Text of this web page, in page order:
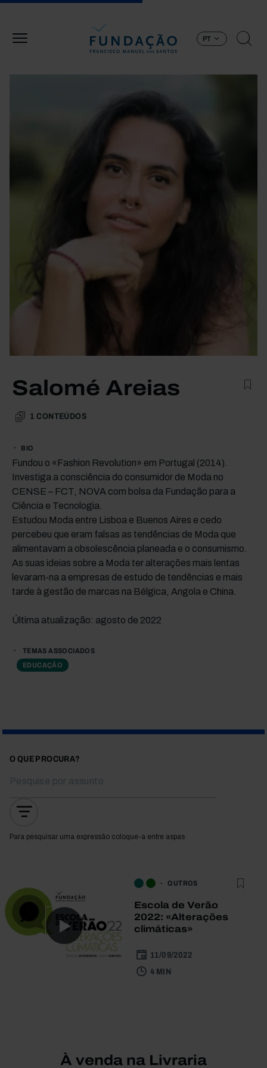
PT
Salomé Areias
1 CONTEÚDOS
BIO
Fundou o «Fashion Revolution» em Portugal (2014).
Investiga a consciência do consumidor de Moda no
CENSE – FCT, NOVA com bolsa da Fundação para a
Ciência e Tecnologia.
Estudou Moda entre Lisboa e Buenos Aires e cedo
percebeu que eram falsas as tendências de Moda que
alimentavam a obsolescência planeada e o consumismo.
As suas ideias sobre a Moda ter alterações mais lentas
levaram-na a empresas de estudo de tendências e mais
tarde à gestão de marcas na Bélgica, Angola e China.
Última atualização: agosto de 2022
TEMAS ASSOCIADOS
EDUCAÇÃO
O QUE PROCURA?
Para pesquisar uma expressão coloque-a entre aspas
OUTROS
Escola de Verão
2022: «Alterações
climáticas»
11/09/2022
4 MIN
À venda na Livraria